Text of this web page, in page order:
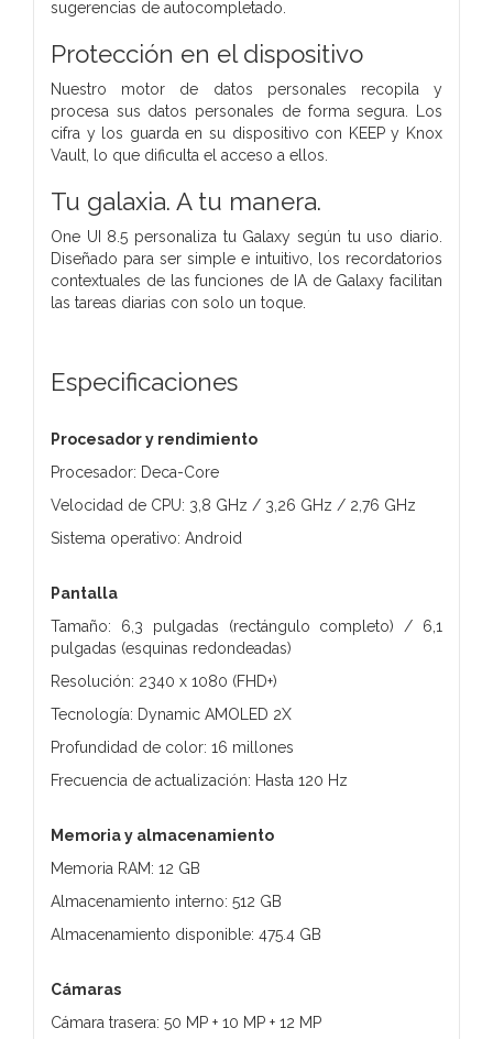
sugerencias de autocompletado.
Protección en el dispositivo
Nuestro motor de datos personales recopila y
procesa sus datos personales de forma segura. Los
cifra y los guarda en su dispositivo con KEEP y Knox
Vault, lo que dificulta el acceso a ellos.
Tu galaxia. A tu manera.
One UI 8.5 personaliza tu Galaxy según tu uso diario.
Diseñado para ser simple e intuitivo, los recordatorios
contextuales de las funciones de IA de Galaxy facilitan
las tareas diarias con solo un toque.
Especificaciones
Procesador y rendimiento
Procesador: Deca-Core
Velocidad de CPU: 3,8 GHz / 3,26 GHz / 2,76 GHz
Sistema operativo: Android
Pantalla
Tamaño: 6,3 pulgadas (rectángulo completo) / 6,1
pulgadas (esquinas redondeadas)
Resolución: 2340 x 1080 (FHD+)
Tecnología: Dynamic AMOLED 2X
Profundidad de color: 16 millones
Frecuencia de actualización: Hasta 120 Hz
Memoria y almacenamiento
Memoria RAM: 12 GB
Almacenamiento interno: 512 GB
Almacenamiento disponible: 475.4 GB
Cámaras
Cámara trasera: 50 MP + 10 MP + 12 MP